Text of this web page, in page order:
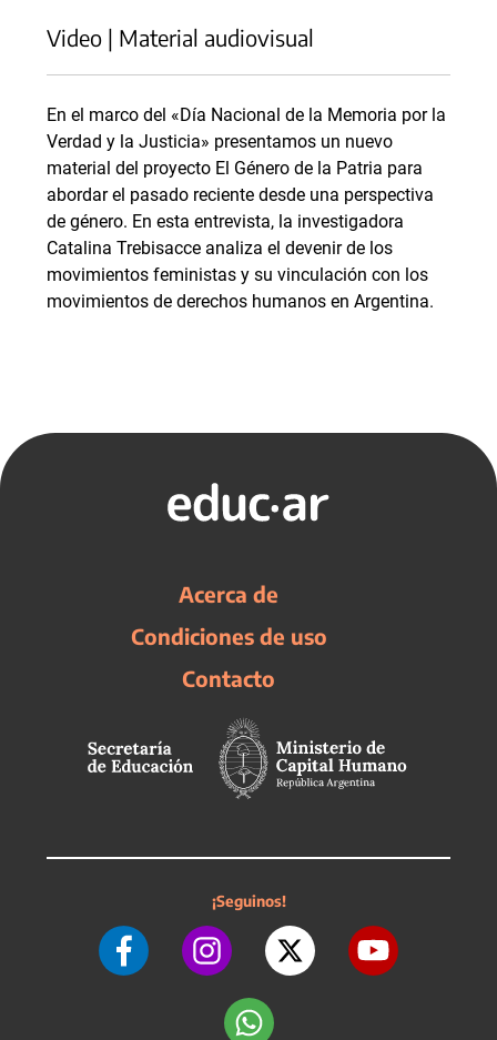
Video | Material audiovisual
En el marco del «Día Nacional de la Memoria por la
Verdad y la Justicia» presentamos un nuevo
material del proyecto El Género de la Patria para
abordar el pasado reciente desde una perspectiva
de género. En esta entrevista, la investigadora
Catalina Trebisacce analiza el devenir de los
movimientos feministas y su vinculación con los
movimientos de derechos humanos en Argentina.
Acerca de
Condiciones de uso
Contacto
¡Seguinos!